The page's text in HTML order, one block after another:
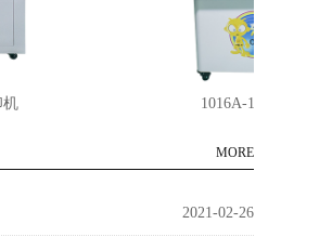
1016A-1UV平板打印机
MORE
2021-02-26